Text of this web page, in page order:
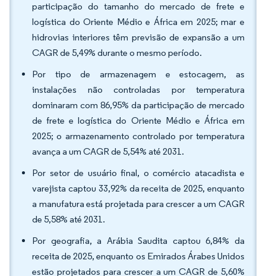
participação do tamanho do mercado de frete e
logística do Oriente Médio e África em 2025; mar e
hidrovias interiores têm previsão de expansão a um
CAGR de 5,49% durante o mesmo período.
Por tipo de armazenagem e estocagem, as
instalações não controladas por temperatura
dominaram com 86,95% da participação de mercado
de frete e logística do Oriente Médio e África em
2025; o armazenamento controlado por temperatura
avança a um CAGR de 5,54% até 2031.
Por setor de usuário final, o comércio atacadista e
varejista captou 33,92% da receita de 2025, enquanto
a manufatura está projetada para crescer a um CAGR
de 5,58% até 2031.
Por geografia, a Arábia Saudita captou 6,84% da
receita de 2025, enquanto os Emirados Árabes Unidos
estão projetados para crescer a um CAGR de 5,60%